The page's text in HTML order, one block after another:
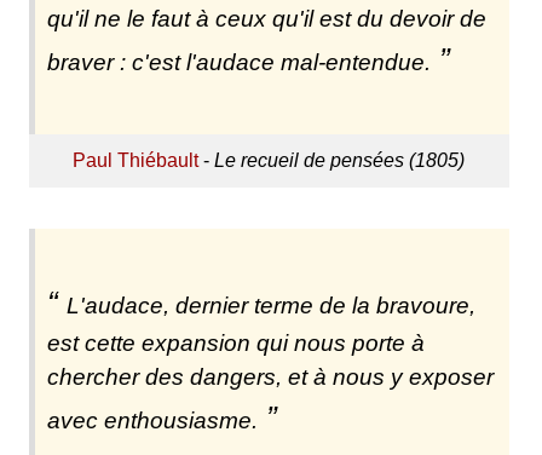
qu'il ne le faut à ceux qu'il est du devoir de
braver : c'est l'audace mal-entendue.
Paul Thiébault-Le recueil de pensées (1805)
L'audace, dernier terme de la bravoure,
est cette expansion qui nous porte à
chercher des dangers, et à nous y exposer
avec enthousiasme.